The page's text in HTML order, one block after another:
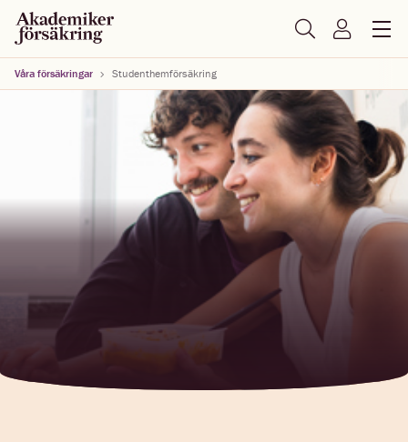
Våra försäkringar Studenthemförsäkring